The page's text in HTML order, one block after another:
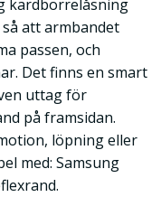
kardborrelåsning
att armbandet
passen, och
Det finns en smart
uttag för
på framsidan.
löpning eller
med: Samsung